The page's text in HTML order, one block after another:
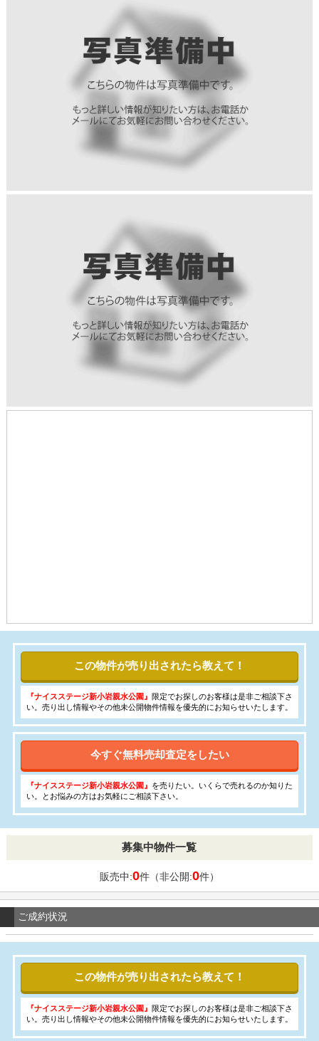
この物件が売り出されたら教えて！
『ナイスステージ新小岩親水公園』
限定でお探しのお客様は是非ご相談下さ
い。売り出し情報やその他未公開物件情報を優先的にお知らせいたします。
今すぐ無料売却査定をしたい
『ナイスステージ新小岩親水公園』 を売りたい。いくらで売れるのか知りた
い。とお悩みの方はお気軽にご相談下さい。
募集中物件一覧
販売中:0件（非公開:0件）
ご成約状況
この物件が売り出されたら教えて！
『ナイスステージ新小岩親水公園』 限定でお探しのお客様は是非ご相談下さ
い。売り出し情報やその他未公開物件情報を優先的にお知らせいたします。